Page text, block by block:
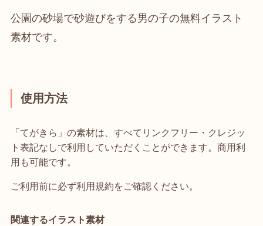
公園の砂場で砂遊びをする男の子の無料イラスト
素材です。
使用方法
「てがきら」の素材は、すべてリンクフリー・クレジッ
ト表記なしで利用していただくことができます。商用利
用も可能です。
ご利用前に必ず利用規約をご確認ください。
関連するイラスト素材